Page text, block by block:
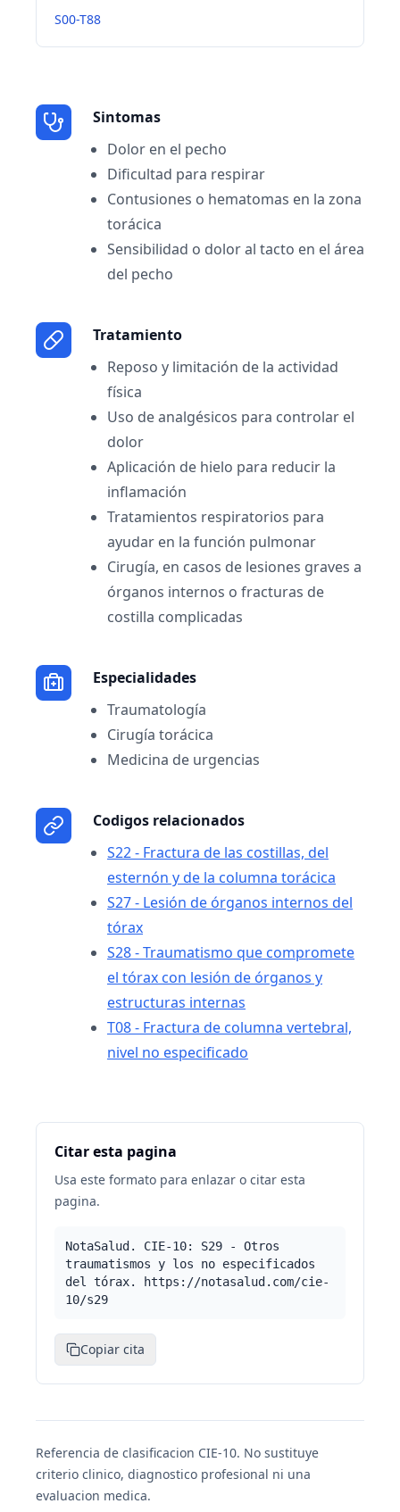
S00-T88
Sintomas
Dolor en el pecho
Dificultad para respirar
Contusiones o hematomas en la zona
torácica
Sensibilidad o dolor al tacto en el área
del pecho
Tratamiento
Reposo y limitación de la actividad
física
Uso de analgésicos para controlar el
dolor
Aplicación de hielo para reducir la
inflamación
Tratamientos respiratorios para
ayudar en la función pulmonar
Cirugía, en casos de lesiones graves a
órganos internos o fracturas de
costilla complicadas
Especialidades
Traumatología
Cirugía torácica
Medicina de urgencias
Codigos relacionados
S22 - Fractura de las costillas, del
esternón y de la columna torácica
S27 - Lesión de órganos internos del
tórax
S28 - Traumatismo que compromete
el tórax con lesión de órganos y
estructuras internas
T08 - Fractura de columna vertebral,
nivel no especificado
Citar esta pagina
Usa este formato para enlazar o citar esta
pagina.
NotaSalud. CIE-10: S29 - Otros
traumatismos y los no especificados
del tórax. https://notasalud.com/cie-
10/s29
Copiar cita
Referencia de clasificacion CIE-10. No sustituye
criterio clinico, diagnostico profesional ni una
evaluacion medica.